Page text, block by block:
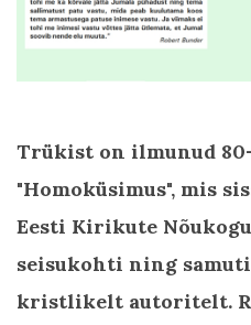
Trükist on ilmunud
"Homoküsimus", mis
Eesti Kirikute
seisukohti ning
kristlikelt autoritelt.